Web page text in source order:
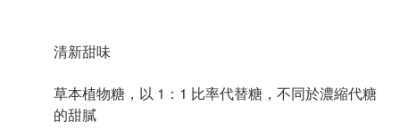
清新甜味
草本植物糖，以 1：1 比率代替糖，不同於濃縮代糖
的甜膩